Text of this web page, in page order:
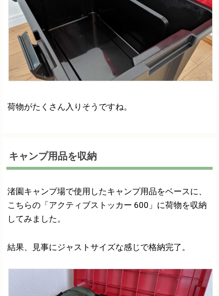
荷物がたくさん入りそうですね。
キャンプ用品を収納
渚園キャンプ場で使用したキャンプ用品をベースに、
こちらの「アクティブストッカー 600」に荷物を収納
してみました。
結果、見事にジャストサイズな感じで格納完了。